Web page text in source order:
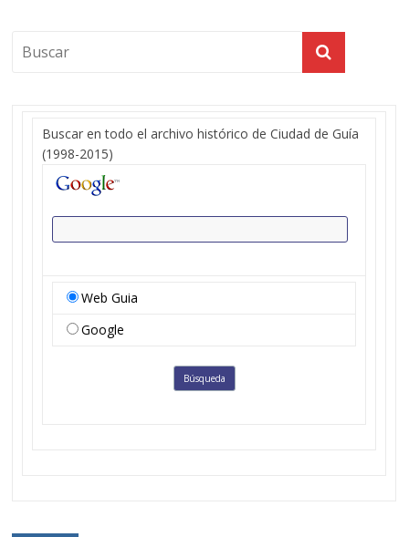
Buscar en todo el archivo histórico de Ciudad de Guía
(1998-2015)
Web Guia
Google